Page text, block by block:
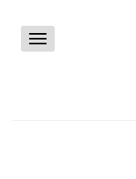
Toggle